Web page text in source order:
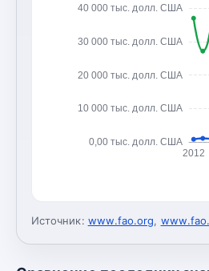
0,00 тыс. долл. США
10 000 тыс. долл. США
20 000 тыс. долл. США
30 000 тыс. долл. США
40 000 тыс. долл. США
2012
Источник: www.fao.org,